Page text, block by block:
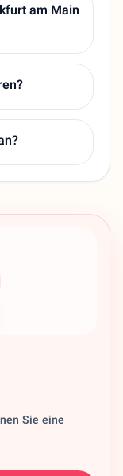
am Main
Sie eine